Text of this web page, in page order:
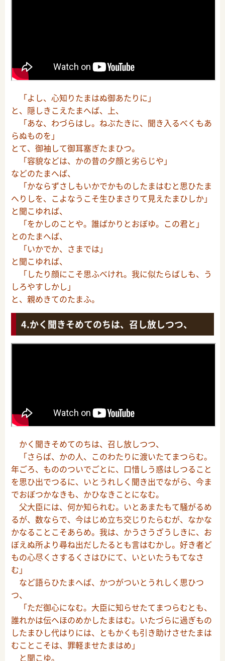
「よし、心知りたまはぬ御あたりに」
と、隠しきこえたまへば、上、
「あな、わづらはし。ねぶたきに、聞き入るべくもあ
らぬものを」
とて、御袖して御耳塞ぎたまひつ。
「容貌などは、かの昔の夕顔と劣らじや」
などのたまへば、
「かならずさしもいかでかものしたまはむと思ひたま
へりしを、こよなうこそ生ひまさりて見えたまひしか」
と聞こゆれば、
「をかしのことや。誰ばかりとおぼゆ。この君と」
とのたまへば、
「いかでか、さまでは」
と聞こゆれば、
「したり顔にこそ思ふべけれ。我に似たらばしも、う
しろやすしかし」
と、親めきてのたまふ。
かく聞きそめてのちは、召し放しつつ、
かく聞きそめてのちは、召し放しつつ、
「さらば、かの人、このわたりに渡いたてまつらむ。
年ごろ、もののついでごとに、口惜しう惑はしつること
を思ひ出でつるに、いとうれしく聞き出でながら、今ま
でおぼつかなきも、かひなきことになむ。
父大臣には、何か知られむ。いとあまたもて騒がるめ
るが、数ならで、今はじめ立ち交じりたらむが、なかな
かなることこそあらめ。我は、かうさうざうしきに、お
ぼえぬ所より尋ね出だしたるとも言はむかし。好き者ど
もの心尽くさするくさはひにて、いといたうもてなさ
む」
など語らひたまへば、かつがついとうれしく思ひつ
つ、
「ただ御心になむ。大臣に知らせたてまつらむとも、
誰れかは伝へほのめかしたまはむ。いたづらに過ぎもの
したまひし代はりには、ともかくも引き助けさせたまは
むことこそは、罪軽ませたまはめ」
と聞こゆ。